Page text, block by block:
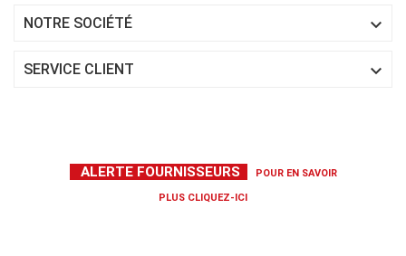
NOTRE SOCIÉTÉ 
SERVICE CLIENT 
ALERTE FOURNISSEURS POUR EN SAVOIR
PLUS CLIQUEZ-ICI